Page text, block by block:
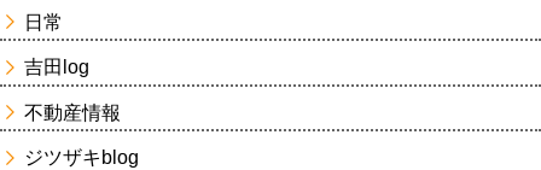
日常
吉田log
不動産情報
ジツザキblog